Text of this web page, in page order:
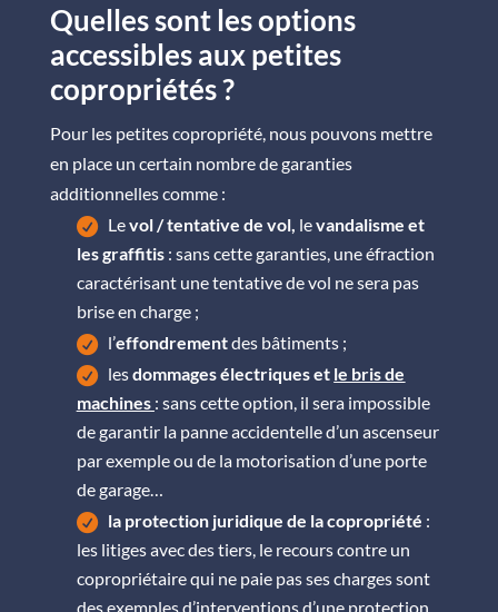
Quelles sont les options
accessibles aux petites
copropriétés ?
Pour les petites copropriété, nous pouvons mettre
en place un certain nombre de garanties
additionnelles comme :
Levol / tentative de vol, levandalisme et
les graffitis: sans cette garanties, une éfraction
caractérisant une tentative de vol ne sera pas
brise en charge ;
l’effondrementdes bâtiments ;
lesdommages électriques et le bris de
machines : sans cette option, il sera impossible
de garantir la panne accidentelle d’un ascenseur
par exemple ou de la motorisation d’une porte
de garage…
la protection juridique de la copropriété :
les litiges avec des tiers, le recours contre un
copropriétaire qui ne paie pas ses charges sont
des exemples d’interventions d’une protection